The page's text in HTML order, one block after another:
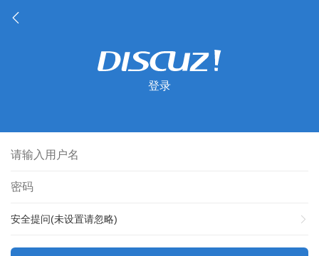
登录
安全提问(未设置请忽略)